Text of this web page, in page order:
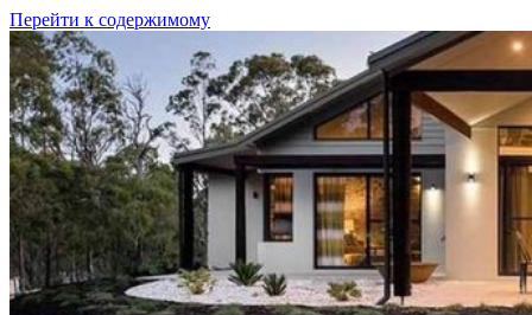
Перейти к содержимому